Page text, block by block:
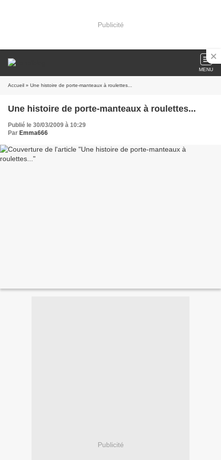
Publicité
MENU
Accueil » Une histoire de porte-manteaux à roulettes...
Une histoire de porte-manteaux à roulettes...
Publié le 30/03/2009 à 10:29
Par Emma666
Publicité